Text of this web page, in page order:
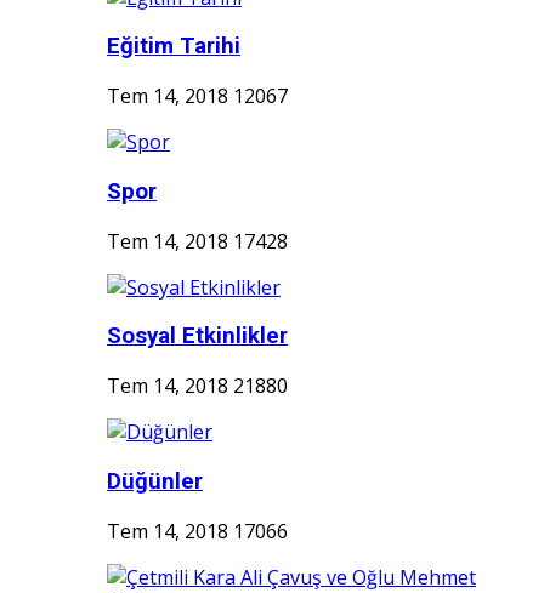
Eğitim Tarihi
Tem 14, 2018 12067
Spor
Tem 14, 2018 17428
Sosyal Etkinlikler
Tem 14, 2018 21880
Düğünler
Tem 14, 2018 17066